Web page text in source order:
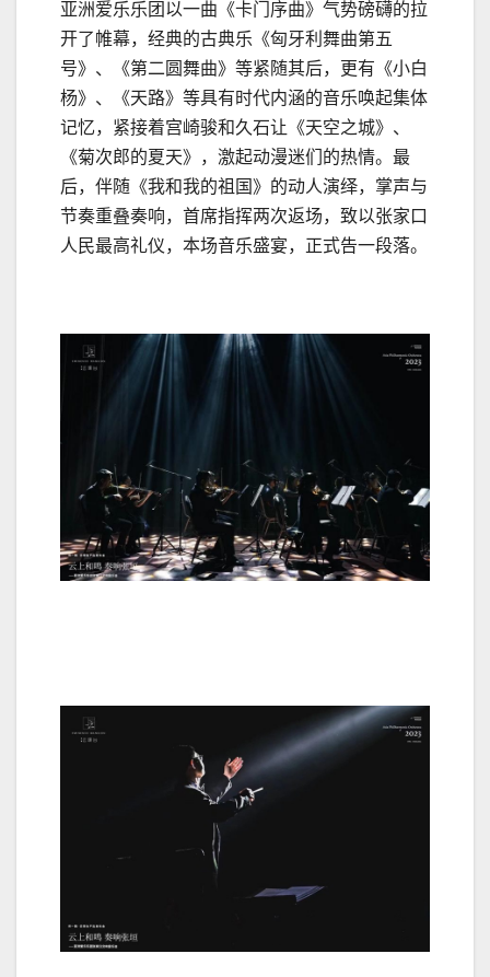
亚洲爱乐乐团以一曲《卡门序曲》气势磅礴的拉
开了帷幕，经典的古典乐《匈牙利舞曲第五
号》、《第二圆舞曲》等紧随其后，更有《小白
杨》、《天路》等具有时代内涵的音乐唤起集体
记忆，紧接着宫崎骏和久石让《天空之城》、
《菊次郎的夏天》，激起动漫迷们的热情。最
后，伴随《我和我的祖国》的动人演绎，掌声与
节奏重叠奏响，首席指挥两次返场，致以张家口
人民最高礼仪，本场音乐盛宴，正式告一段落。